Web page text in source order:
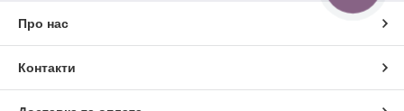
Про нас
Контакти